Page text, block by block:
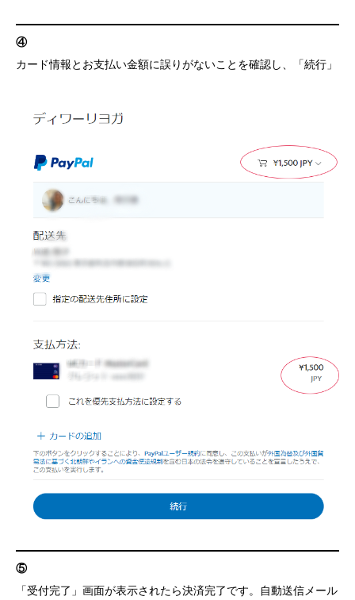
④
カード情報とお支払い金額に誤りがないことを確認し、「続行」
⑤
「受付完了」画面が表示されたら決済完了です。自動送信メール